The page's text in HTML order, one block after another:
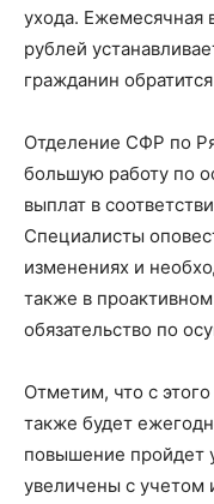
ухода. Ежемесячная
рублей
гражданин
Отделение СФР по
большую работу по
выплат в
Специалисты
изменениях и
также в
обязательство по
Отметим, что с
также будет
повышение пройдет
увеличены с учетом